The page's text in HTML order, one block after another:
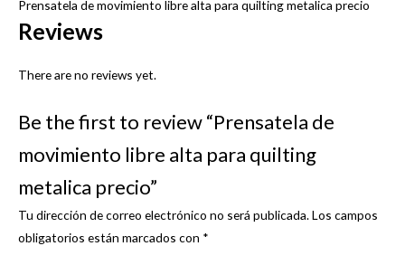
Prensatela de movimiento libre alta para quilting metalica precio
Reviews
There are no reviews yet.
Be the first to review “Prensatela de
movimiento libre alta para quilting
metalica precio”
Tu dirección de correo electrónico no será publicada.Los campos
obligatorios están marcados con *